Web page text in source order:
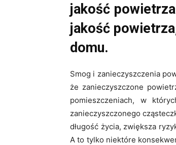
jakość
jakość
domu.
Smog i zanieczyszczenia
że zanieczyszczone
pomieszczeniach, w
zanieczyszczonego
długość życia, zwiększa
A to tylko niektóre